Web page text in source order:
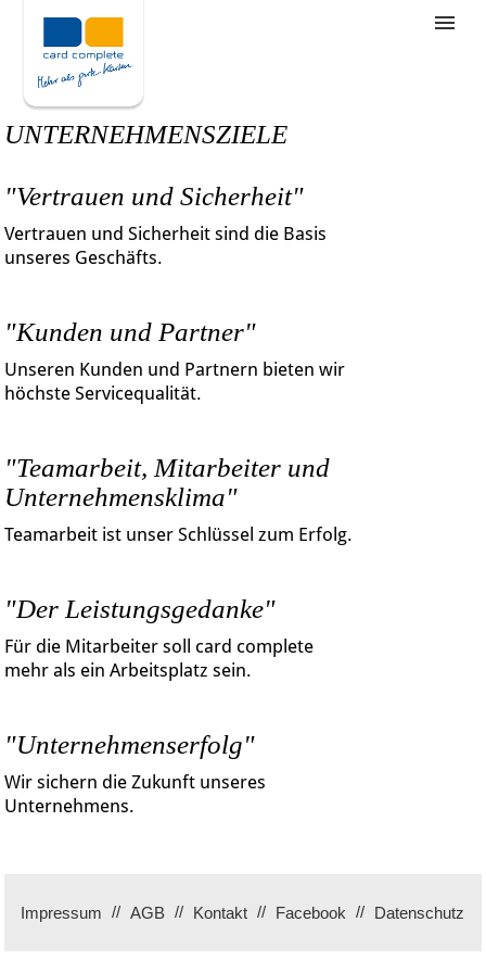
Stellenangebote
Unternehmensziele
Wie bewerbe ich mich
UNTERNEHMENSZIELE
"Vertrauen und Sicherheit"
Vertrauen und Sicherheit sind die Basis
unseres Geschäfts.
"Kunden und Partner"
Unseren Kunden und Partnern bieten wir
höchste Servicequalität.
"Teamarbeit, Mitarbeiter und
Unternehmensklima"
Teamarbeit ist unser Schlüssel zum Erfolg.
"Der Leistungsgedanke"
Für die Mitarbeiter soll card complete
mehr als ein Arbeitsplatz sein.
"Unternehmenserfolg"
Wir sichern die Zukunft unseres
Unternehmens.
Impressum AGB Kontakt Facebook Datenschutz